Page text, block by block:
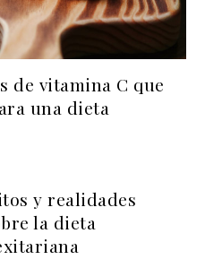
de vitamina C que
una dieta
y realidades
la dieta